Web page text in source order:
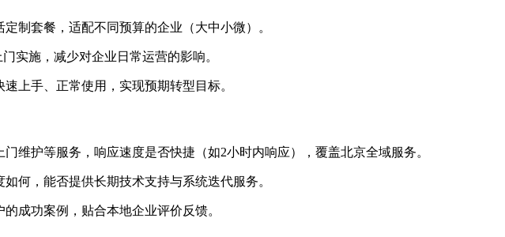
制套餐，适配不同预算的企业（大中小微）。
实施，减少对企业日常运营的影响。
上手、正常使用，实现预期转型目标。
维护等服务，响应速度是否快捷（如2小时内响应），覆盖北京全域服务。
何，能否提供长期技术支持与系统迭代服务。
成功案例，贴合本地企业评价反馈。